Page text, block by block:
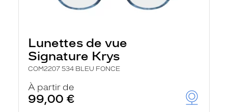
Lunettes de vue
Signature Krys
COM2207 534 BLEU FONCE
À partir de
99,00 €